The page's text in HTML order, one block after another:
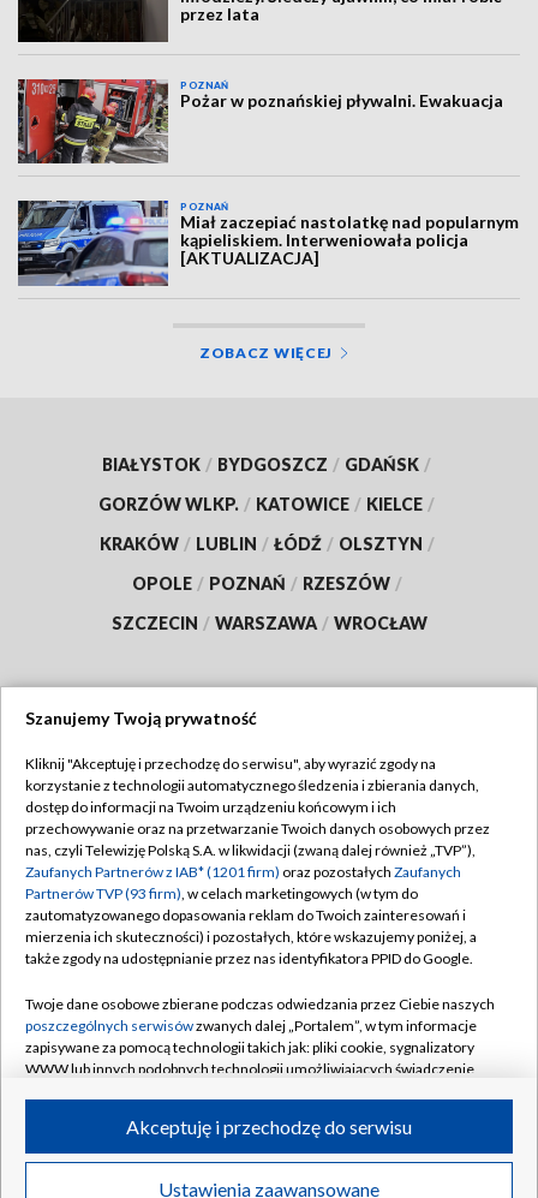
przez lata
POZNAŃ
Pożar w poznańskiej pływalni. Ewakuacja
POZNAŃ
Miał zaczepiać nastolatkę nad popularnym
kąpieliskiem. Interweniowała policja
[AKTUALIZACJA]
ZOBACZ WIĘCEJ
BIAŁYSTOK / BYDGOSZCZ / GDAŃSK /
GORZÓW WLKP. / KATOWICE / KIELCE /
KRAKÓW / LUBLIN / ŁÓDŹ / OLSZTYN /
OPOLE / POZNAŃ / RZESZÓW /
SZCZECIN / WARSZAWA / WROCŁAW
TVP
Abonament TVP
Emisja w TVP
Centrum informacji TVP
Naziemna Telewizja Cyfrowa
Rada Programowa
System NOS
Informacje o nadawcy
Program dla prasy
Regulamin TVP
Polityka prywatności
Moje zgody
Pomoc
Kontakt
Kanały
©2026 Telewizja Polska S.A. w likwidacji
Szanujemy Twoją prywatność
Kliknij "Akceptuję i przechodzę do serwisu", aby wyrazić zgody na
korzystanie z technologii automatycznego śledzenia i zbierania danych,
dostęp do informacji na Twoim urządzeniu końcowym i ich
przechowywanie oraz na przetwarzanie Twoich danych osobowych przez
nas, czyli Telewizję Polską S.A. w likwidacji (zwaną dalej również „TVP”),
Zaufanych Partnerów z IAB* (1201 firm) oraz pozostałych Zaufanych
Partnerów TVP (93 firm), w celach marketingowych (w tym do
zautomatyzowanego dopasowania reklam do Twoich zainteresowań i
mierzenia ich skuteczności) i pozostałych, które wskazujemy poniżej, a
także zgody na udostępnianie przez nas identyfikatora PPID do Google.
Twoje dane osobowe zbierane podczas odwiedzania przez Ciebie naszych
poszczególnych serwisówzwanych dalej „Portalem”, w tym informacje
zapisywane za pomocą technologii takich jak: pliki cookie, sygnalizatory
WWW lub innych podobnych technologii umożliwiających świadczenie
ruchu w Internecie.
Twoje dane osobowe zbierane podczas odwiedzania przez Ciebie
Ustawienia zaawansowane
Akceptuję i przechodzę do serwisu